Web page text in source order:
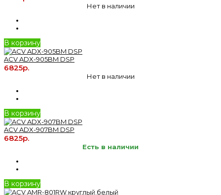
Нет в наличии
В корзину
ACV ADX-905BM DSP
6825р.
Нет в наличии
В корзину
ACV ADX-907BM DSP
6825р.
Есть в наличии
В корзину